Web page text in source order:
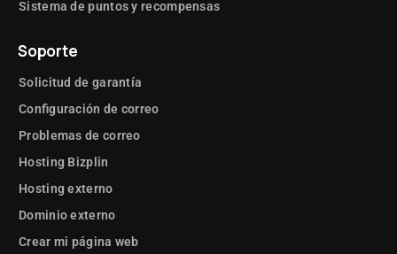
🍪 Consentimiento de
Cookies
con Pinterest
📸 Vende Más con Instagram
Shopping
Sistema de puntos y recompensas
Soporte
Solicitud de garantía
Configuración de correo
Problemas de correo
Hosting Bizplin
Hosting externo
Dominio externo
Crear mi página web